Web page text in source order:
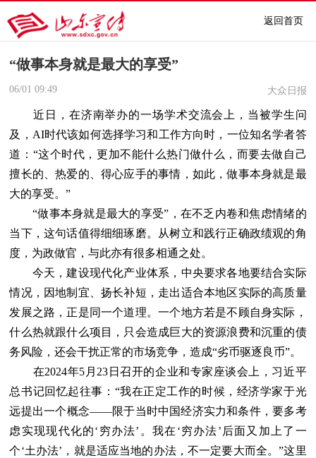
返回首页
“做事本身就是最大的享受”
06/01 09:49 大众日报
近日，在济南举办的一场学术交流会上，当被学生问
及，AI时代该如何选择学习和工作方向时，一位知名学者答
道：“这个时代，更加不能什么热门做什么，而要去做自己
擅长的、热爱的、得心应手的事情，如此，做事本身就是最
大的享受。”
“做事本身就是最大的享受”，在不乏内卷和焦虑情绪的
当下，这句话值得细细琢磨。从树立和践行正确政绩观的角
度，为政做官，与此亦有很多相通之处。
今天，建设现代化产业体系，中央要求各地要结合实际
情况，因地制宜、扬长补短，走出适合本地区实际的高质量
发展之路，正是同一个道理。一个地方若是不顾自身实际，
什么热就跟什么项目，只会造成巨大的资源浪费和沉重的债
务风险，还会干扰正常的市场竞争，造成“劣币驱逐良币”。
在2024年5月23日召开的企业和专家座谈会上，习近平
总书记回忆起往事：“我在正定工作的时候，经济学家于光
远提出一个概念——限于当时中国经济实力和条件，要多考
虑实现现代化的‘穷办法’。我在‘穷办法’后面又加上了一
个‘土办法’，就是适应当地的办法，不一定要大而全。”这里